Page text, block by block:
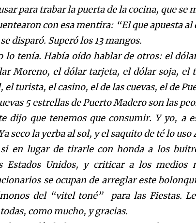
para trabar la puerta de la cocina, que se
con esa mentira: “El que apuesta
disparó. Superó los 13 mangos.
lo tenía. Había oído hablar de otros: el
Moreno, el dólar tarjeta, el dólar soja, el
el turista, el casino, el de las cuevas, el de
5 estrellas de Puerto Madero son las
dijo que tenemos que consumir. Y yo, a
seco la yerba al sol, y el saquito de té lo uso
en lugar de tirarle con honda a los
Estados Unidos, y criticar a los medios
se ocupan de arreglar este
del “vitel toné”
para las Fiestas.
como mucho, y gracias.